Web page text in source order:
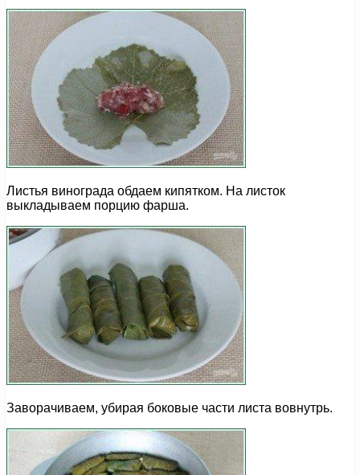
Листья винограда обдаем кипятком. На листок
выкладываем порцию фарша.
Заворачиваем, убирая боковые части листа вовнутрь.